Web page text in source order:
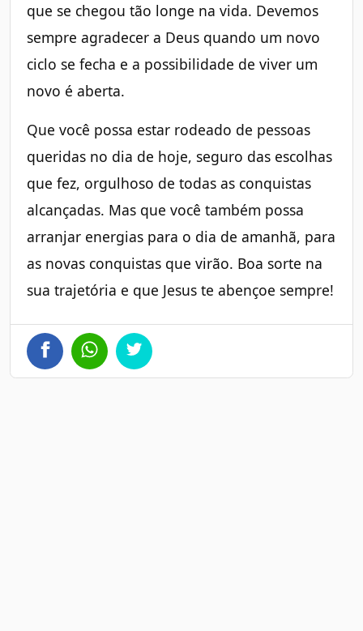
que se chegou tão longe na vida. Devemos
sempre agradecer a Deus quando um novo
ciclo se fecha e a possibilidade de viver um
novo é aberta.
Que você possa estar rodeado de pessoas
queridas no dia de hoje, seguro das escolhas
que fez, orgulhoso de todas as conquistas
alcançadas. Mas que você também possa
arranjar energias para o dia de amanhã, para
as novas conquistas que virão. Boa sorte na
sua trajetória e que Jesus te abençoe sempre!